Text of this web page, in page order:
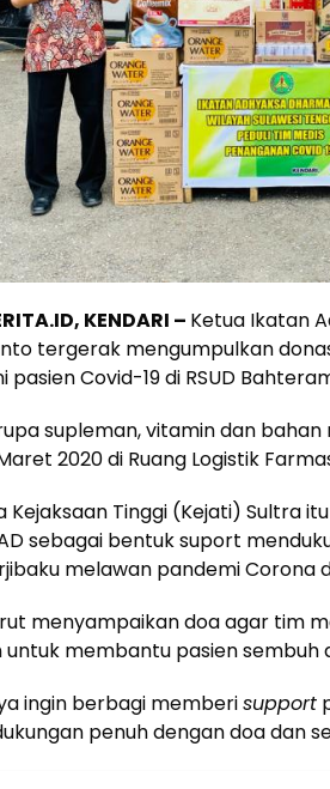
KENDARI – Ketua Ikatan
tergerak mengumpulkan
pasien Covid-19 di RSUD
supleman, vitamin dan
2020 di Ruang Logistik
Kejaksaan Tinggi (Kejati) Sultra
sebagai bentuk suport
melawan pandemi Corona
menyampaikan doa agar tim
untuk membantu pasien sembuh
ingin berbagi memberisupport
penuh dengan doa dan